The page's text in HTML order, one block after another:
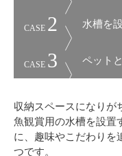
CASE 2 水槽を
CASE 3 ペット
収納スペースになりが
魚観賞用の水槽を設置
に、趣味やこだわりを
つです。